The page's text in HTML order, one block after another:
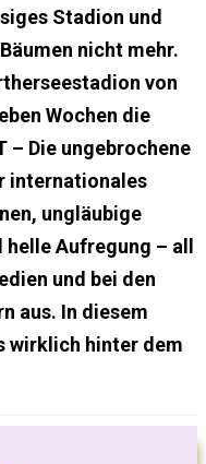
Stadion und
nicht mehr.
von
Wochen die
– Die ungebrochene
internationales
ungläubige
helle Aufregung – all
und bei den
aus. In diesem
wirklich hinter dem